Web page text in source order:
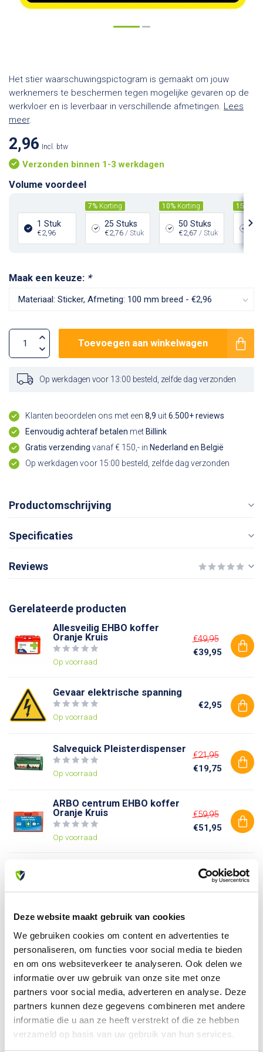
Deze website maakt gebruik van cookies
We gebruiken cookies om content en advertenties te
personaliseren, om functies voor social media te bieden
en om ons websiteverkeer te analyseren. Ook delen we
informatie over uw gebruik van onze site met onze
partners voor social media, adverteren en analyse. Deze
partners kunnen deze gegevens combineren met andere
informatie die u aan ze heeft verstrekt of die ze hebben
verzameld op basis van uw gebruik van hun services.
Het stier waarschuwingspictogram is gemaakt om jouw
werknemers te beschermen tegen mogelijke gevaren op de
werkvloer en is leverbaar in verschillende afmetingen. Lees
meer.
2,96 Incl. btw
Verzonden binnen 1-3 werkdagen
Volume voordeel
1 Stuk
€2,96
7% Korting
25 Stuks
€2,76 / Stuk
10% Korting
50 Stuks
€2,67 / Stuk
15%
Maak een keuze: *
Toevoegen aan winkelwagen
Op werkdagen voor 13:00 besteld, zelfde dag verzonden
Klanten beoordelen ons met een 8,9 uit6.500+ reviews
Eenvoudig achteraf betalen met Billink
Gratis verzending vanaf € 150,- in Nederland en België
Op werkdagen voor 15:00 besteld, zelfde dag verzonden
Productomschrijving
Specificaties
Reviews
Gerelateerde producten
Allesveilig EHBO koffer
Oranje Kruis
Op voorraad
€49,95
€39,95
Gevaar elektrische spanning
Op voorraad
€2,95
Salvequick Pleisterdispenser
Op voorraad
€21,95
€19,75
ARBO centrum EHBO koffer
Oranje Kruis
Op voorraad
€59,95
€51,95
Op voorraad
€2,96
Heb je vragen over dit product?
Of heb je hulp nodig bij je bestelling? Neem contact op
met onze klantenservice. We helpen je graag verder!
info@allesveilig.nl
+31 (0) 6 82095086